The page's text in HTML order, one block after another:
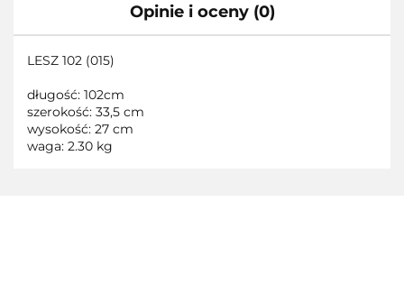
Opinie i oceny (0)
LESZ 102 (015)
długość: 102cm
szerokość: 33,5 cm
wysokość: 27 cm
waga: 2.30 kg